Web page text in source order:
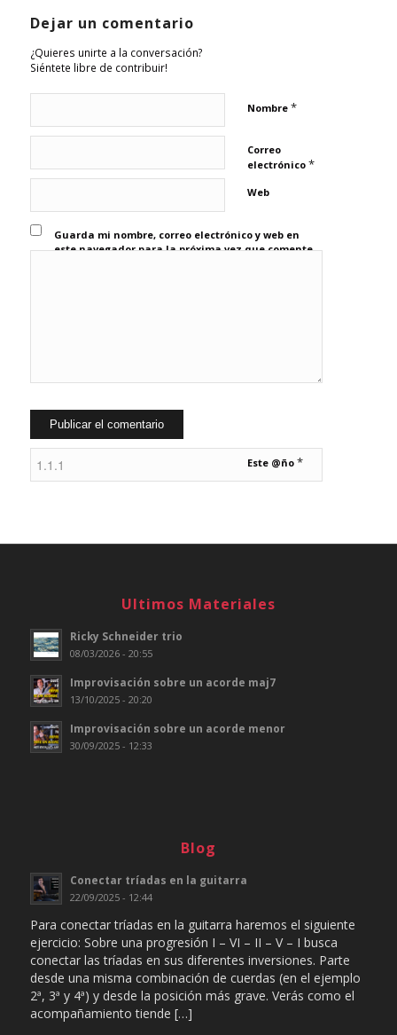
Dejar un comentario
¿Quieres unirte a la conversación?
Siéntete libre de contribuir!
Nombre *
Correo
electrónico *
Web
Guarda mi nombre, correo electrónico y web en
este navegador para la próxima vez que comente.
Este @ño *
Ultimos Materiales
Ricky Schneider trio
08/03/2026 - 20:55
Improvisación sobre un acorde maj7
13/10/2025 - 20:20
Improvisación sobre un acorde menor
30/09/2025 - 12:33
Blog
Conectar tríadas en la guitarra
22/09/2025 - 12:44
Para conectar tríadas en la guitarra haremos el siguiente
ejercicio: Sobre una progresión I – VI – II – V – I busca
conectar las tríadas en sus diferentes inversiones. Parte
desde una misma combinación de cuerdas (en el ejemplo
2ª, 3ª y 4ª) y desde la posición más grave. Verás como el
acompañamiento tiende […]